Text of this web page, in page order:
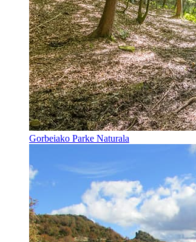
Gorbeiako Parke Naturala